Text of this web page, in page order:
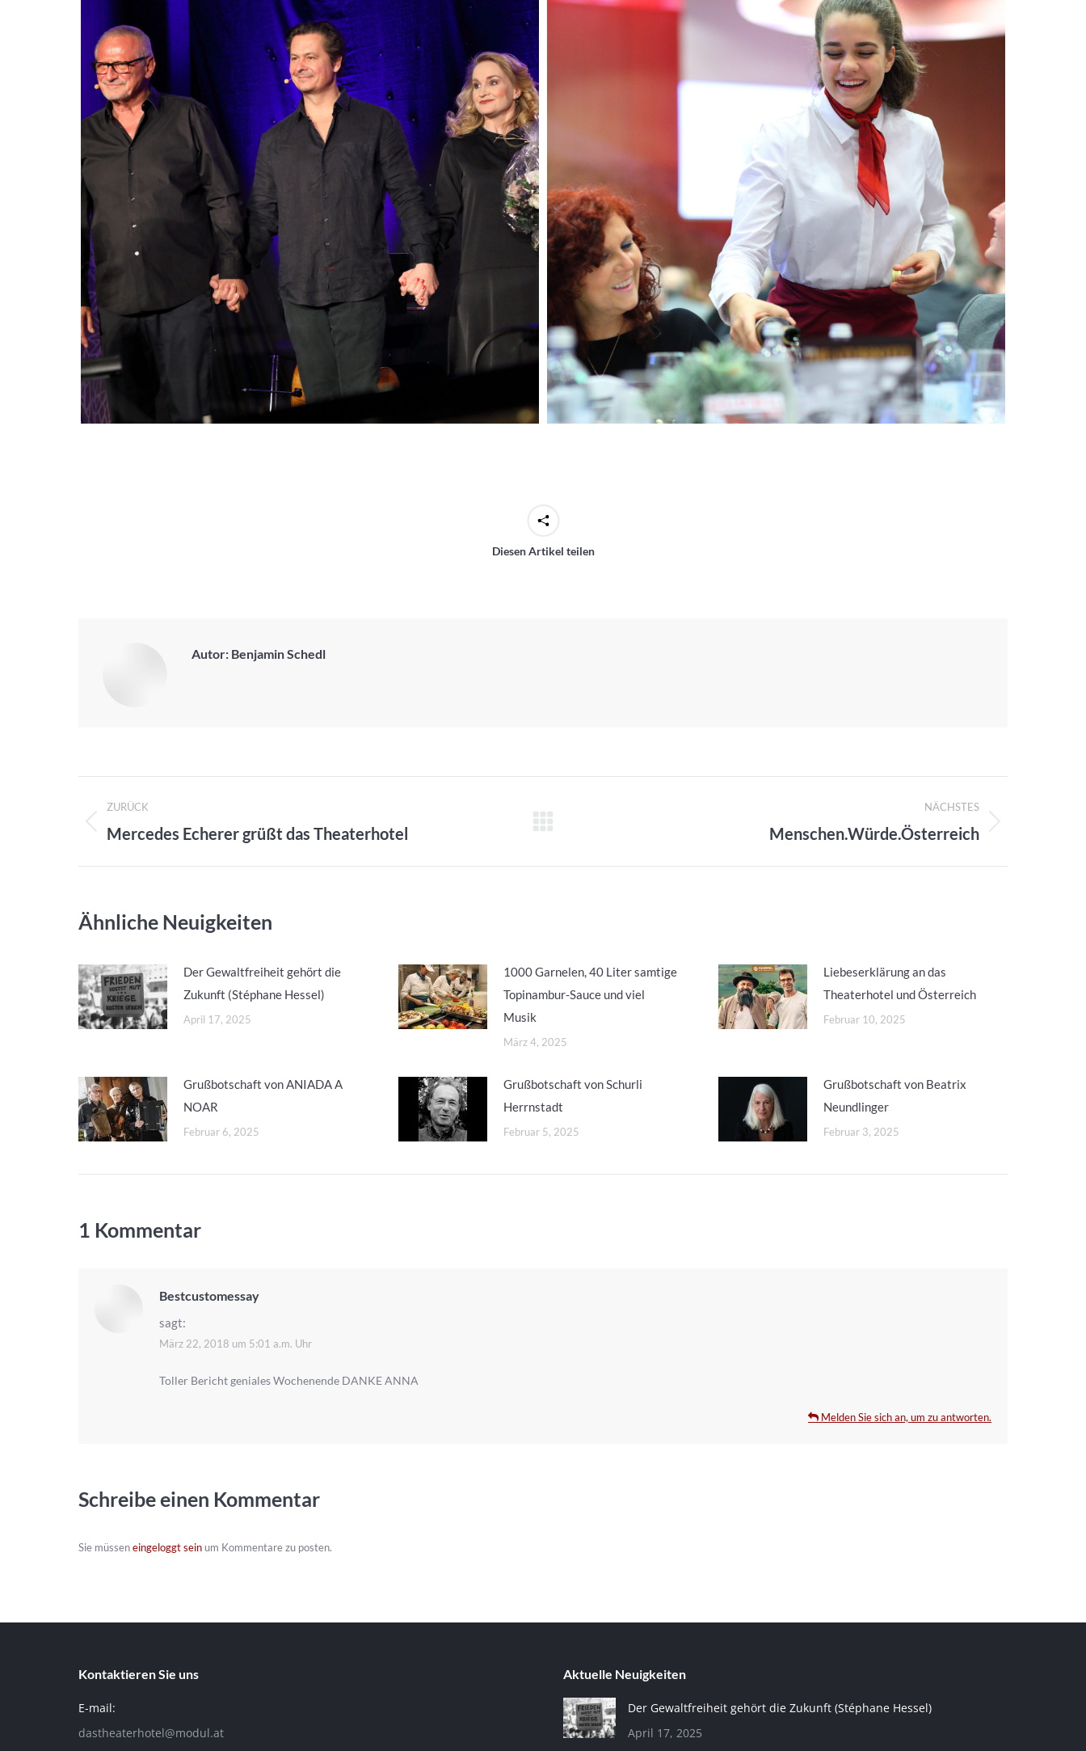
Diesen Artikel teilen
Autor: Benjamin Schedl
Kommentarnavigation
ZURÜCK
Vorheriger
Mercedes Echerer grüßt das Theaterhotel
NÄCHSTES
Menschen.Würde.Österreich
Ähnliche Neuigkeiten
Der Gewaltfreiheit gehört die
Zukunft (Stéphane Hessel)
April 17, 2025
1000 Garnelen, 40 Liter samtige
Topinambur-Sauce und viel
Musik
März 4, 2025
Liebeserklärung an das
Theaterhotel und Österreich
Februar 10, 2025
Grußbotschaft von ANIADA A
NOAR
Februar 6, 2025
Grußbotschaft von Schurli
Herrnstadt
Februar 5, 2025
Grußbotschaft von Beatrix
Neundlinger
Februar 3, 2025
1 Kommentar
Bestcustomessay
sagt:
März 22, 2018 um 5:01 a.m. Uhr
Toller Bericht geniales Wochenende DANKE ANNA
Melden Sie sich an, um zu antworten.
Schreibe einen Kommentar
Sie müsseneingeloggt seinum Kommentare zu posten.
Kontaktieren Sie uns
E-mail:
dastheaterhotel@modul.at
Aktuelle Neuigkeiten
Der Gewaltfreiheit gehört die Zukunft (Stéphane Hessel)
April 17, 2025